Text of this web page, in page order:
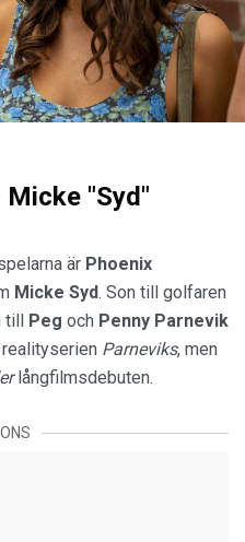
"Syd"
är Phoenix
Micke Syd. Son till golfaren
Peg och Penny Parnevik
Parneviks, men
långfilmsdebuten.